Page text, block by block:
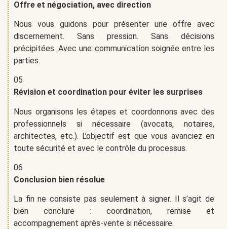
Offre et négociation, avec direction
Nous vous guidons pour présenter une offre avec
discernement. Sans pression. Sans décisions
précipitées. Avec une communication soignée entre les
parties.
05
Révision et coordination pour éviter les surprises
Nous organisons les étapes et coordonnons avec des
professionnels si nécessaire (avocats, notaires,
architectes, etc.). L’objectif est que vous avanciez en
toute sécurité et avec le contrôle du processus.
06
Conclusion bien résolue
La fin ne consiste pas seulement à signer. Il s’agit de
bien conclure : coordination, remise et
accompagnement après-vente si nécessaire.